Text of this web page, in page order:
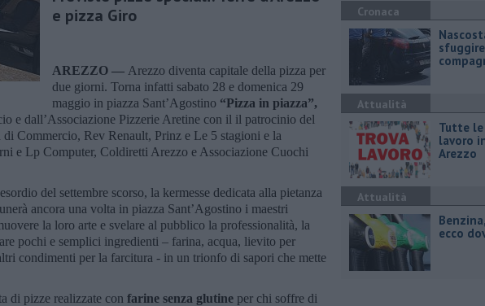
e pizza Giro
AREZZO — Arezzo diventa capitale della pizza per
due giorni. Torna infatti sabato 28 e domenica 29
maggio in piazza Sant’Agostino “Pizza in piazza”,
e dall’Associazione Pizzerie Aretine con il il patrocinio del
Commercio, Rev Renault, Prinz e Le 5 stagioni e la
e Lp Computer, Coldiretti Arezzo e Associazione Cuochi
del settembre scorso, la kermesse dedicata alla pietanza
ancora una volta in piazza Sant’Agostino i maestri
la loro arte e svelare al pubblico la professionalità, la
pochi e semplici ingredienti – farina, acqua, lievito per
condimenti per la farcitura - in un trionfo di sapori che mette
di pizze realizzate con farine senza glutine per chi soffre di
Cronaca
Attualità
​Tutte
lavoro
Arezzo
Attualità
ecco